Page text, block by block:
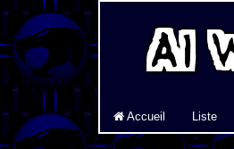
Accueil Liste